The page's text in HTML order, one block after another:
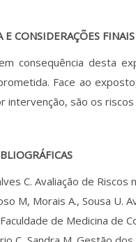
E CONSIDERAÇÕES FINAIS
consequência desta
Face ao
intervenção, são os
C. Avaliação de
M, Morais A., Sousa U.
de Medicina de